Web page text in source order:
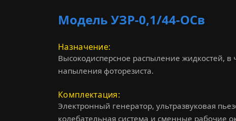
Модель УЗР-0,1/44-ОСв
Назначение
Высокодисперсное распыление жидкостей, в
напыления фоторезиста.
Комплектация
Электронный генератор, ультразвуковая
колебательная система и сменные рабочие